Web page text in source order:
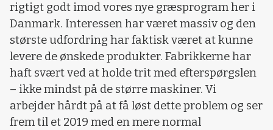
rigtigt godt imod vores nye græsprogram her i
Danmark. Interessen har været massiv og den
største udfordring har faktisk været at kunne
levere de ønskede produkter. Fabrikkerne har
haft svært ved at holde trit med efterspørgslen
– ikke mindst på de større maskiner. Vi
arbejder hårdt på at få løst dette problem og ser
frem til et 2019 med en mere normal